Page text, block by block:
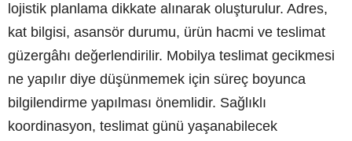
lojistik planlama dikkate alınarak oluşturulur. Adres,
kat bilgisi, asansör durumu, ürün hacmi ve teslimat
güzergâhı değerlendirilir. Mobilya teslimat gecikmesi
ne yapılır diye düşünmemek için süreç boyunca
bilgilendirme yapılması önemlidir. Sağlıklı
koordinasyon, teslimat günü yaşanabilecek